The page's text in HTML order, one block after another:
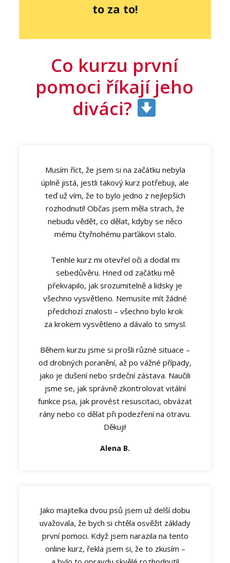
to za to!
Co kurzu první
pomoci říkají jeho
diváci?
Musím říct, že jsem si na začátku nebyla
úplně jistá, jestli takový kurz potřebuji, ale
teď už vím, že to bylo jedno z nejlepších
rozhodnutí! Občas jsem měla strach, že
nebudu vědět, co dělat, kdyby se něco
mému čtyřnohému parťákovi stalo.
Tenhle kurz mi otevřel oči a dodal mi
sebedůvěru. Hned od začátku mě
překvapilo, jak srozumitelně a lidsky je
všechno vysvětleno. Nemusíte mít žádné
předchozí znalosti – všechno bylo krok
za krokem vysvětleno a dávalo to smysl.
Během kurzu jsme si prošli různé situace –
od drobných poranění, až po vážné případy,
jako je dušení nebo srdeční zástava. Naučili
jsme se, jak správně zkontrolovat vitální
funkce psa, jak provést resuscitaci, obvázat
rány nebo co dělat při podezření na otravu.
Děkuji!
Alena B.
Jako majitelka dvou psů jsem už delší dobu
uvažovala, že bych si chtěla osvěžit základy
první pomoci. Když jsem narazila na tento
online kurz, řekla jsem si, že to zkusím –